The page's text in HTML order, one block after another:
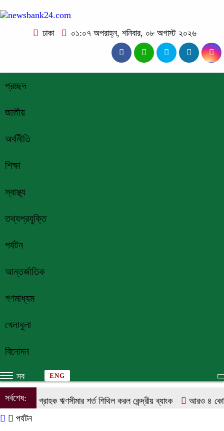
ঢাকা ০১:০৭ অপরাহ্ন, শনিবার, ০৮ অগাস্ট ২০২৬
প্রচ্ছদ
জাতীয়
অর্থনীতি
শিক্ষা
স্বাস্থ্য
তথ্যপ্রযুক্তি
পর্যটন
আন্তর্জাতিক
গণমাধ্যম
খেলাধুলা
বিনোদন
সব ENG
সর্বশেষ:একক গ্রাহক ঋণসীমার শর্ত শিথিল করল কেন্দ্রীয় ব্যাংক
আরও ৪ কোটি
পর্যটন